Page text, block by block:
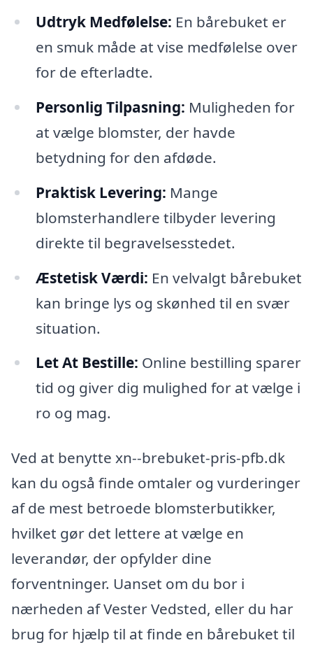
Udtryk Medfølelse: En bårebuket er
en smuk måde at vise medfølelse over
for de efterladte.
Personlig Tilpasning: Muligheden for
at vælge blomster, der havde
betydning for den afdøde.
Praktisk Levering: Mange
blomsterhandlere tilbyder levering
direkte til begravelsesstedet.
Æstetisk Værdi: En velvalgt bårebuket
kan bringe lys og skønhed til en svær
situation.
Let At Bestille: Online bestilling sparer
tid og giver dig mulighed for at vælge i
ro og mag.
Ved at benytte xn--brebuket-pris-pfb.dk
kan du også finde omtaler og vurderinger
af de mest betroede blomsterbutikker,
hvilket gør det lettere at vælge en
leverandør, der opfylder dine
forventninger. Uanset om du bor i
nærheden af Vester Vedsted, eller du har
brug for hjælp til at finde en bårebuket til